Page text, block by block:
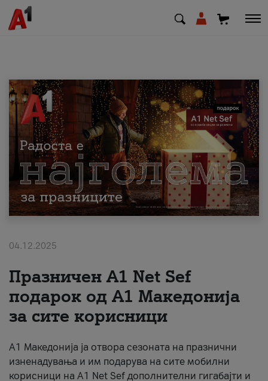
МК EN SQ
Приватни Деловни
Поддршка
Надополни кредит
За нас
#ПодобарОнлајн
04.12.2025
Празничен A1 Net Sеf
подарок од А1 Македонија
за сите корисници
А1 Македонија ја отвора сезоната на празнични
изненадувања и им подарува на сите мобилни
корисници на A1 Net Sef дополнителни гигабајти и